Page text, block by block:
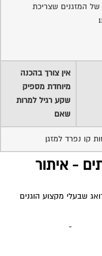
המזגנים שצריכת
אין צורך בהכנה
מיוחדת מספיק
שקע רגיל למרות
שאם
קו נפרד למזגן
- איתור
שבעלי מקצוע הוגנים